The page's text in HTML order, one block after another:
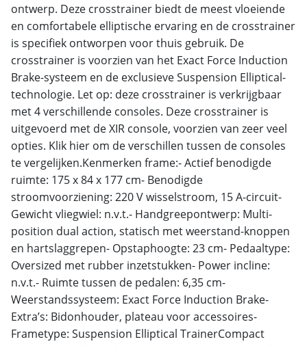
ontwerp. Deze crosstrainer biedt de meest vloeiende
en comfortabele elliptische ervaring en de crosstrainer
is specifiek ontworpen voor thuis gebruik. De
crosstrainer is voorzien van het Exact Force Induction
Brake-systeem en de exclusieve Suspension Elliptical-
technologie. Let op: deze crosstrainer is verkrijgbaar
met 4 verschillende consoles. Deze crosstrainer is
uitgevoerd met de XIR console, voorzien van zeer veel
opties. Klik hier om de verschillen tussen de consoles
te vergelijken.Kenmerken frame:- Actief benodigde
ruimte: 175 x 84 x 177 cm- Benodigde
stroomvoorziening: 220 V wisselstroom, 15 A-circuit-
Gewicht vliegwiel: n.v.t.- Handgreepontwerp: Multi-
position dual action, statisch met weerstand-knoppen
en hartslaggrepen- Opstaphoogte: 23 cm- Pedaaltype:
Oversized met rubber inzetstukken- Power incline:
n.v.t.- Ruimte tussen de pedalen: 6,35 cm-
Weerstandssysteem: Exact Force Induction Brake-
Extra’s: Bidonhouder, plateau voor accessoires-
Frametype: Suspension Elliptical TrainerCompact